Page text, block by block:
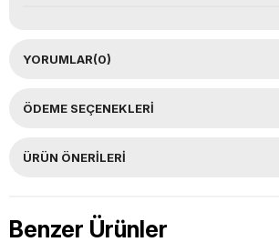
YORUMLAR(0)
ÖDEME SEÇENEKLERI
ÜRÜN ÖNERILERI
Benzer Ürünler